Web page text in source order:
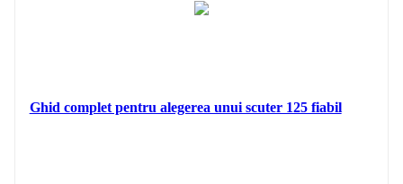
Ghid complet pentru alegerea unui scuter 125 fiabil